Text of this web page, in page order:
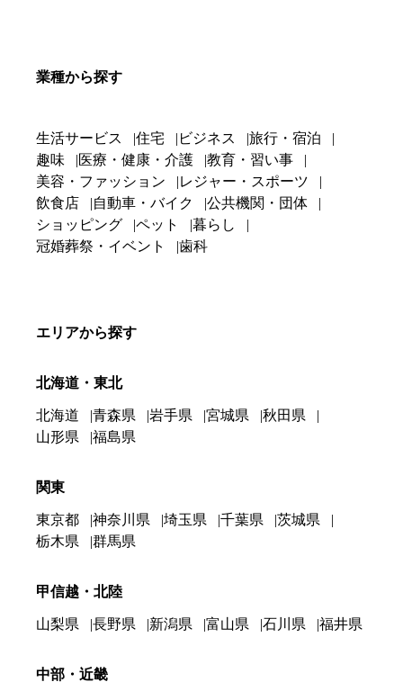
業種から探す
生活サービス 住宅 ビジネス
旅行・宿泊
趣味
医療・健康・介護
教育・習い事
美容・ファッション
レジャー・スポーツ
飲食店
自動車・バイク
公共機関・団体
ショッピング
ペット
暮らし
冠婚葬祭・イベント
歯科
エリアから探す
北海道・東北
北海道 青森県 岩手県 宮城県
秋田県
山形県
福島県
関東
東京都 神奈川県 埼玉県 千葉県
茨城県
栃木県
群馬県
甲信越・北陸
山梨県 長野県 新潟県 富山県 石川県 福井県
中部・近畿